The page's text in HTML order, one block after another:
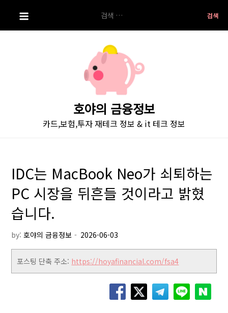
i
색:
호야의 금융정보
카드,보험,투자 재테크 정보 & it 테크 정보
IDC는 MacBook Neo가 쇠퇴하는
PC 시장을 뒤흔들 것이라고 밝혔
습니다.
by:호야의 금융정보
포스팅 단축 주소: https://hoyafinancial.com/fsa4